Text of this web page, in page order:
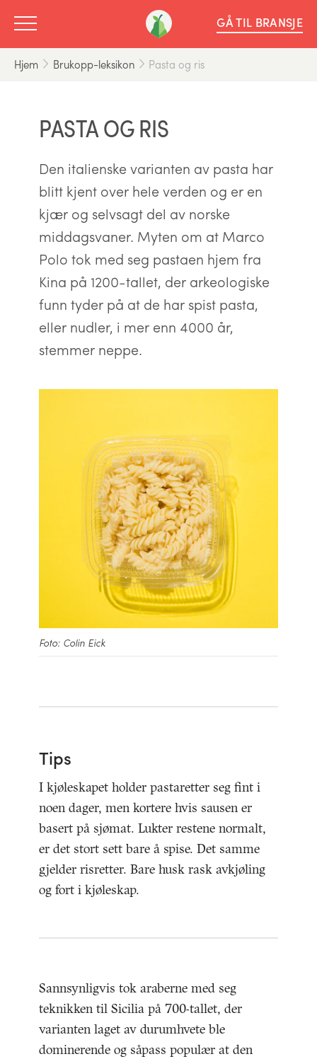
GÅ TIL BRANSJE
Hjem Brukopp-leksikon Pasta og ris
PASTA OG RIS
Den italienske varianten av pasta har
blitt kjent over hele verden og er en
kjær og selvsagt del av norske
middagsvaner. Myten om at Marco
Polo tok med seg pastaen hjem fra
Kina på 1200-tallet, der arkeologiske
funn tyder på at de har spist pasta,
eller nudler, i mer enn 4000 år,
stemmer neppe.
Foto: Colin Eick
Tips
I kjøleskapet holder pastaretter seg fint i
noen dager, men kortere hvis sausen er
basert på sjømat. Lukter restene normalt,
er det stort sett bare å spise. Det samme
gjelder risretter. Bare husk rask avkjøling
og fort i kjøleskap.
Sannsynligvis tok araberne med seg
teknikken til Sicilia på 700-tallet, der
varianten laget av durumhvete ble
dominerende og såpass populær at den